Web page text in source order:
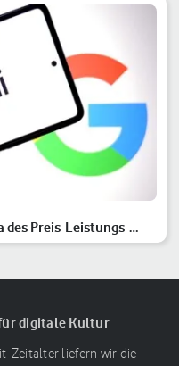
des Preis-Leistungs-
digitale Kultur
Zeitalter liefern wir die